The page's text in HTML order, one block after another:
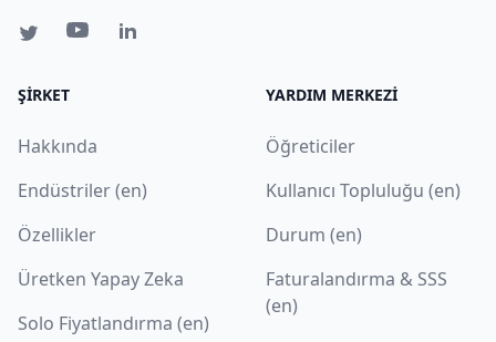
ŞIRKET
Hakkında
Endüstriler (en)
Özellikler
Üretken Yapay Zeka
Solo Fiyatlandırma (en)
YARDIM MERKEZI
Öğreticiler
Kullanıcı Topluluğu (en)
Durum (en)
Faturalandırma & SSS
(en)